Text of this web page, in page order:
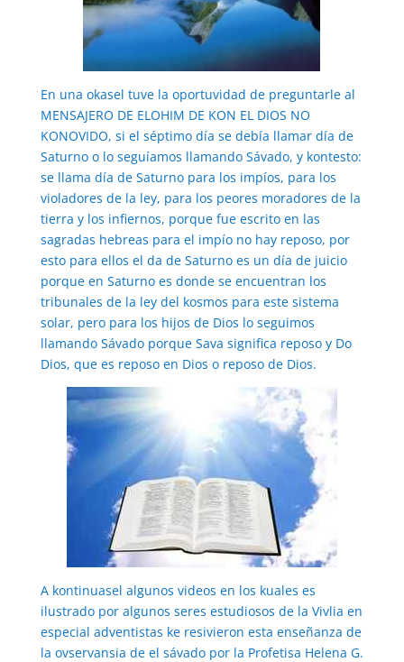
En una okasel tuve la oportuvidad de preguntarle al
MENSAJERO DE ELOHIM DE KON EL DIOS NO
KONOVIDO, si el séptimo día se debía llamar día de
Saturno o lo seguíamos llamando Sávado, y kontesto:
se llama día de Saturno para los impíos, para los
violadores de la ley, para los peores moradores de la
tierra y los infiernos, porque fue escrito en las
sagradas hebreas para el impío no hay reposo, por
esto para ellos el da de Saturno es un día de juicio
porque en Saturno es donde se encuentran los
tribunales de la ley del kosmos para este sistema
solar, pero para los hijos de Dios lo seguimos
llamando Sávado porque Sava significa reposo y Do
Dios, que es reposo en Dios o reposo de Dios.
A kontinuasel algunos videos en los kuales es
ilustrado por algunos seres estudiosos de la Vivlia en
especial adventistas ke resivieron esta enseñanza de
la ovservansia de el sávado por la Profetisa Helena G.